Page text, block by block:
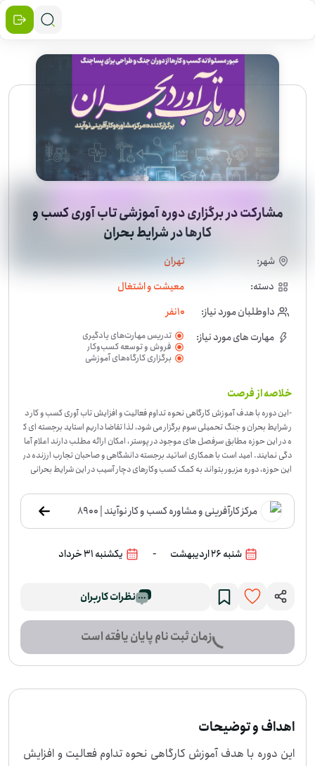
مشارکت در برگزاری دوره آموزشی تاب آوری کسب و
کارها در شرایط بحران
شهر:
تهران
دسته:
معیشت و اشتغال
داوطلبان مورد نیاز:
10نفر
مهارت های مورد نیاز:
تدریس مهارت‌های یادگیری
فروش و توسعه کسب‌وکار
برگزاری کارگاه‌های آموزشی
خلاصه از فرصت
-این دوره با هدف آموزش کارگاهی نحوه تداوم فعالیت و افزایش تاب آوری کسب و کار د
ر شرایط بحران و جنگ تحمیلی سوم برگزار می شود، لذا تقاضا داریم استاید برجسته ای ک
ه در این حوزه مطابق سرفصل های موجود در پوستر ، امکان ارائه مطلب دارند اعلام آما
دگی نمایند. امید است با همکاری اساتید برجسته دانشگاهی و صاحبان تجارب ارزنده در
این حوزه، دوره مزبور بتواند به کمک کسب و‌کارهای دچار آسیب در این شرایط بحرانی
مرکز کارآفرینی و مشاوره کسب و کار نوآیند | 8900
شنبه 26 اردیبهشت - یکشنبه 31 خرداد
نظرات کاربران
زمان ثبت نام پایان یافته است
اهداف و توضیحات
این دوره با هدف آموزش کارگاهی نحوه تداوم فعالیت و افزایش